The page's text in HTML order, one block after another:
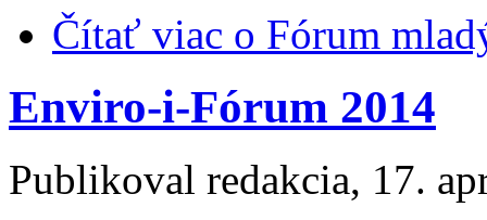
Čítať viac o Fórum
Enviro-i-Fórum 2014
Publikoval redakcia, 17.